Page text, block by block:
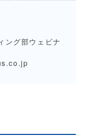
ング部ウェビナ